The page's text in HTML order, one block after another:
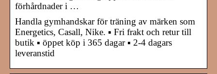
förhårdnader i …
Handla gymhandskar för träning av märken som
Energetics, Casall, Nike. ▪ Fri frakt och retur till
butik ▪ öppet köp i 365 dagar ▪ 2-4 dagars
leveranstid